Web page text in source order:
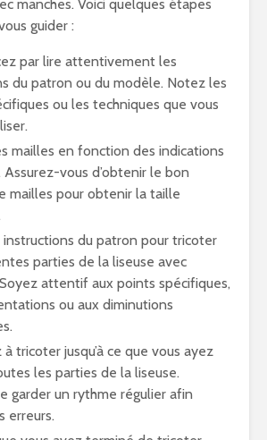
manches. Voici quelques étapes
guider :
par lire attentivement les
du patron ou du modèle. Notez les
ou les techniques que vous
mailles en fonction des indications
vous d’obtenir le bon
mailles pour obtenir la taille
instructions du patron pour tricoter
parties de la liseuse avec
attentif aux points spécifiques,
ou aux diminutions
tricoter jusqu’à ce que vous ayez
les parties de la liseuse.
garder un rythme régulier afin
erreurs.